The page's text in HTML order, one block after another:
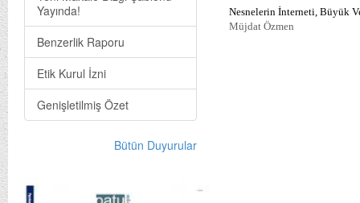
Yayında!
Benzerlik Raporu
Etik Kurul İzni
Genişletilmiş Özet
Bütün Duyurular
Nesnelerin İnterneti, Büyük
Müjdat Özmen